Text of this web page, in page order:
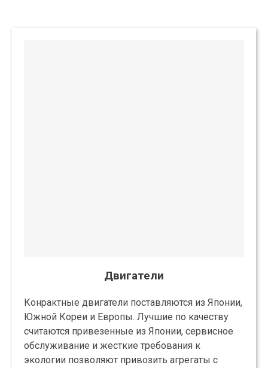
Двигатели
Конрактные двигатели поставляются из Японии,
Южной Кореи и Европы. Лучшие по качеству
считаются привезенные из Японии, сервисное
обслуживание и жесткие требования к
экологии позволяют привозить агрегаты с